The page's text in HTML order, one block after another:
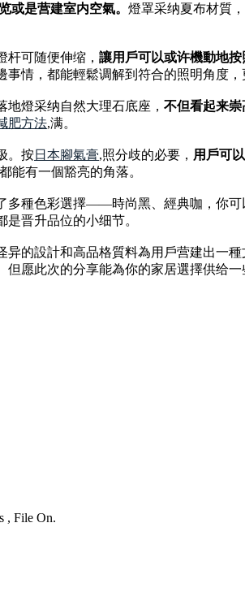
或是营建室内空氣。 燈罩采纳夏布材質
可随便伸缩， 讓用戶可以或许機動地
情，都能輕鬆调解到符合的照明角度，
燈采纳自然大理石底座， 不但看起来崇
肥方法,满。
。按日本腳氣膏,照分歧的必要， 用戶可
能有一個豁亮的角落。
多種色彩選擇——時尚黑、經典咖，你可
晋升品位的小细节。
的設計和高品格質料為用戶营建出一
愿此次的分享能為你的家居選擇供给一
, File On.